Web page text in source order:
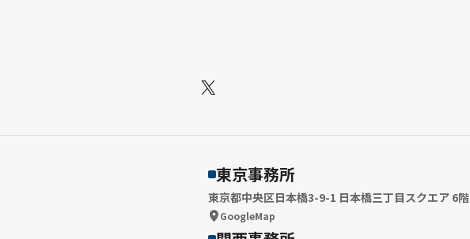
X
東京事務所
東京都中央区日本橋3-9-1 日本橋三丁目スクエア 6階
GoogleMap